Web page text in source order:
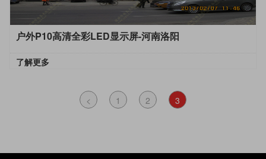
户外P10高清全彩LED显示屏-河南洛阳
了解更多
< 1 2 3